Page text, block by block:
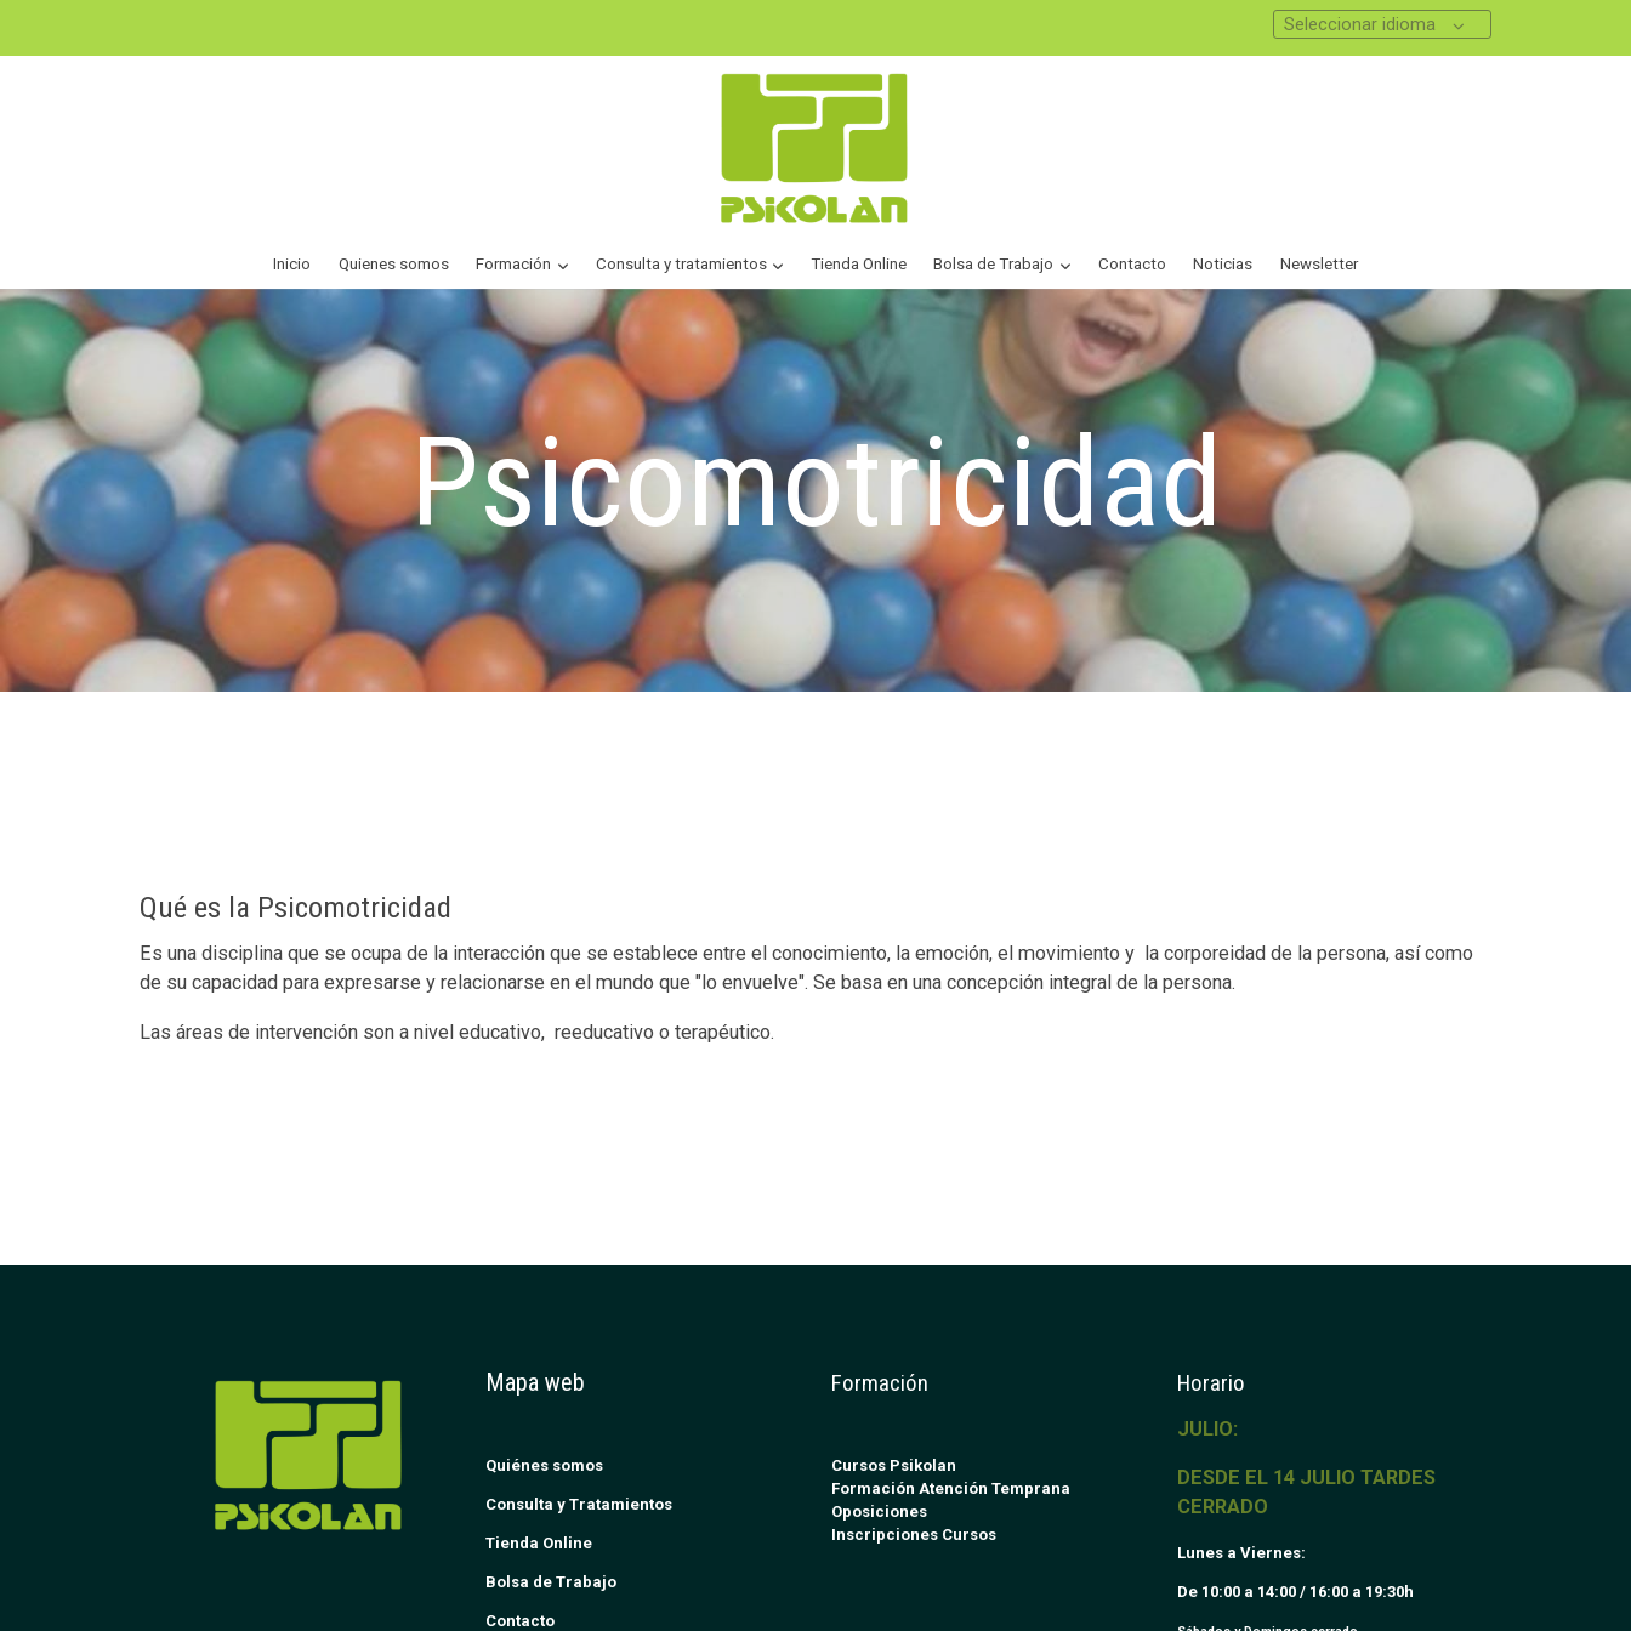
Seleccionar idioma
Inicio Quienes somos Formación Consulta y tratamientos Tienda Online Bolsa de Trabajo Contacto Noticias Newsletter
Psicomotricidad
Qué es la Psicomotricidad
Es una disciplina que se ocupa de la interacción que se establece entre el conocimiento, la emoción, el movimiento y la corporeidad de la persona, así como
de su capacidad para expresarse y relacionarse en el mundo que "lo envuelve". Se basa en una concepción integral de la persona.
Las áreas de intervención son a nivel educativo, reeducativo o terapéutico.
Mapa web
Quiénes somos
Consulta y Tratamientos
Tienda Online
Bolsa de Trabajo
Contacto
Formación
Cursos Psikolan
Formación Atención Temprana
Oposiciones
Inscripciones Cursos
Horario
JULIO:
DESDE EL 14 JULIO TARDES
CERRADO
Lunes a Viernes:
De 10:00 a 14:00 / 16:00 a 19:30h